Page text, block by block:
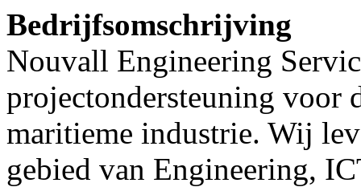
Bedrijfsomschrijving
Nouvall Engineering
projectondersteuning voor
maritieme industrie. Wij
gebied van Engineering,